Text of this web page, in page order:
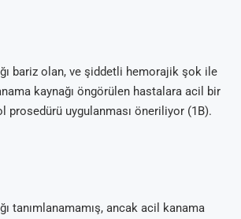
bariz olan, ve şiddetli hemorajik şok ile
kaynağı öngörülen hastalara acil bir
prosedürü uygulanması öneriliyor (1B).
tanımlanamamış, ancak acil kanama